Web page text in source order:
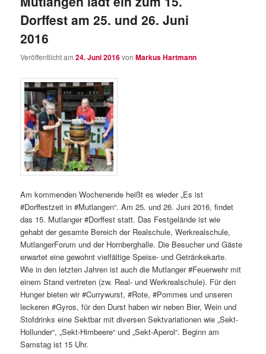
Dorffest am 25. und 26. Juni
2016
Veröffentlicht am24. Juni 2016vonMarkus Hartmann
Am kommenden Wochenende heißt es wieder „Es ist
#Dorffestzeit in #Mutlangen“. Am 25. und 26. Juni 2016, findet
das 15. Mutlanger #Dorffest statt. Das Festgelände ist wie
gehabt der gesamte Bereich der Realschule, Werkrealschule,
MutlangerForum und der Hornberghalle. Die Besucher und Gäste
erwartet eine gewohnt vielfältige Speise- und Getränkekarte.
Wie in den letzten Jahren ist auch die Mutlanger #Feuerwehr mit
einem Stand vertreten (zw. Real- und Werkrealschule). Für den
Hunger bieten wir #Currywurst, #Rote, #Pommes und unseren
leckeren #Gyros, für den Durst haben wir neben Bier, Wein und
Stofdrinks eine Sektbar mit diversen Sektvariationen wie „Sekt-
Hollunder“, „Sekt-Himbeere“ und „Sekt-Aperol“. Beginn am
Samstag ist 15 Uhr.